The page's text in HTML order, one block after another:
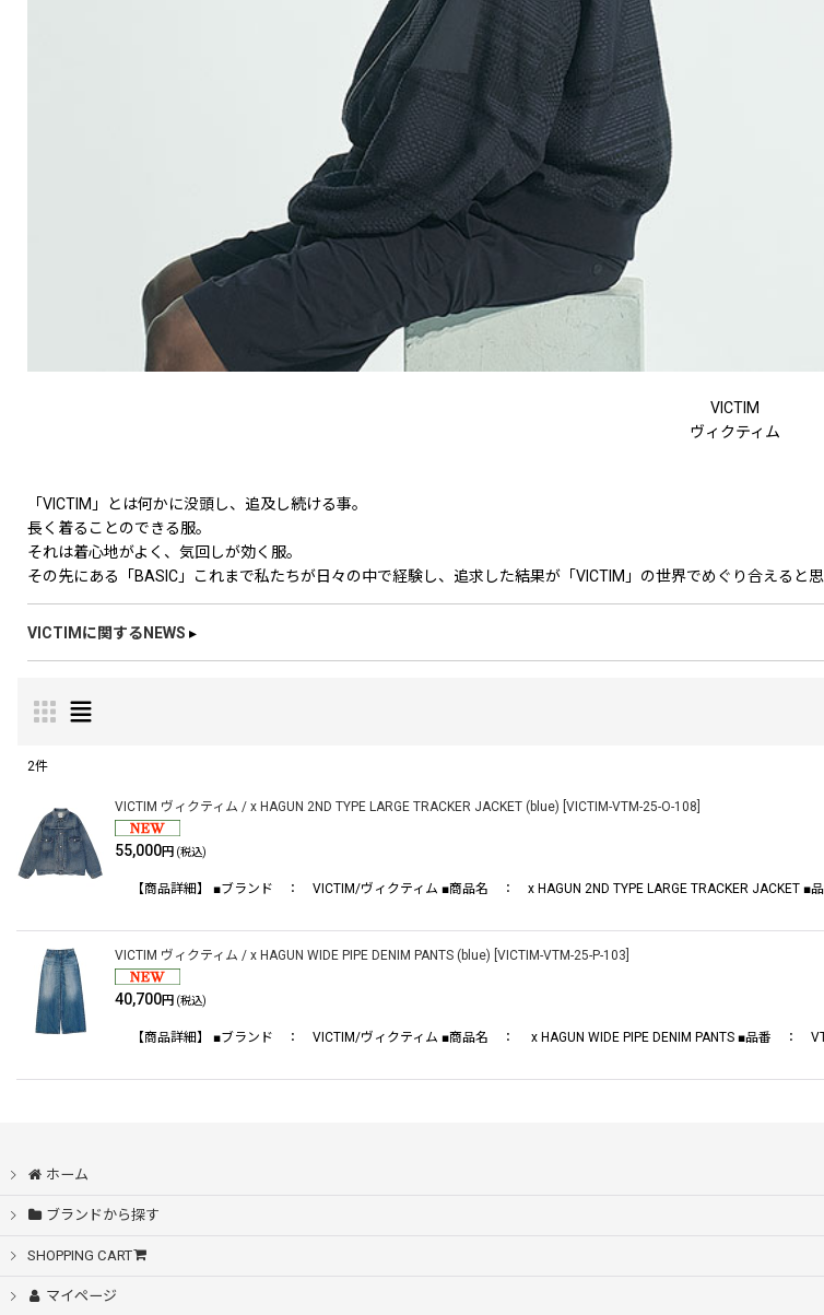
VICTIM
ヴィクティム
「VICTIM」とは何かに没頭し、追及し続ける事。
長く着ることのできる服。
それは着心地がよく、気回しが効く服。
その先にある「BASIC」これまで私たちが日々の中で経験し、追求した結果が「VICTIM」の世界でめぐり合えると思
VICTIMに関するNEWS ▸
在庫あり
2件
VICTIM ヴィクティム / x HAGUN 2ND TYPE LARGE TRACKER JACKET (blue) VICTIM-VTM-25-O-108
55,000円 (税込)
【商品詳細】 ■ブランド ： VICTIM/ヴィクティム ■商品名 ： x HAGUN 2ND TYPE LARGE TRACKER JACKET
VICTIM ヴィクティム / x HAGUN WIDE PIPE DENIM PANTS (blue) VICTIM-VTM-25-P-103
40,700円 (税込)
【商品詳細】 ■ブランド ： VICTIM/ヴィクティム ■商品名 ： x HAGUN WIDE PIPE DENIM PANTS ■品番 ：
ホーム
ブランドから探す
SHOPPING CART
マイページ